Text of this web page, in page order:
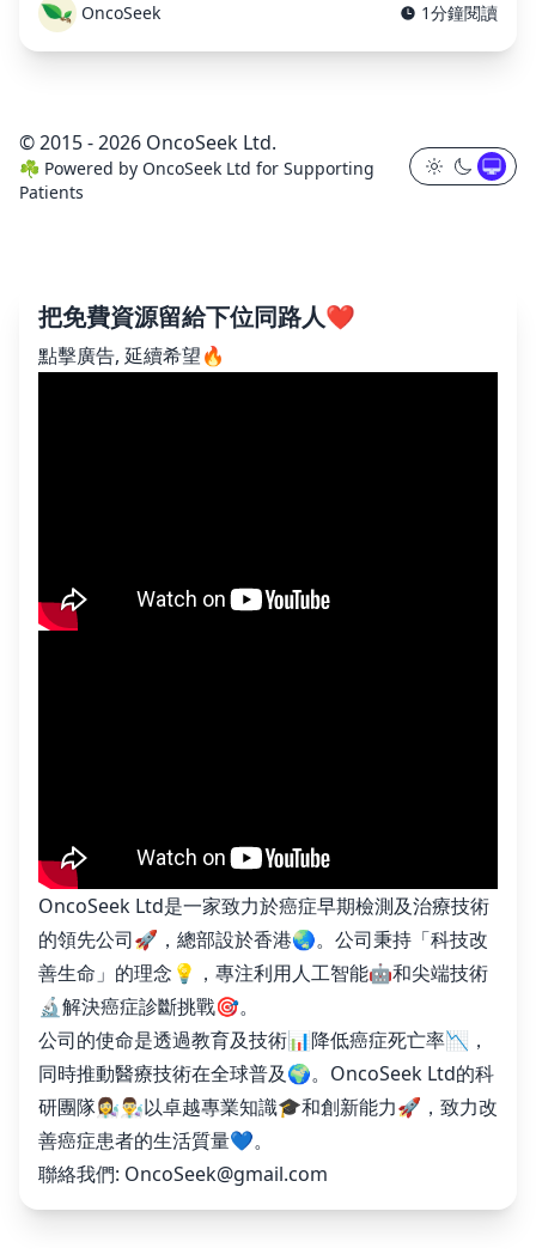
OncoSeek
1分鐘閱讀
© 2015 - 2026 OncoSeek Ltd.
☘️ Powered by OncoSeek Ltd for Supporting
Patients
把免費資源留給下位同路人❤️
點擊廣告, 延續希望🔥
OncoSeek Ltd是一家致力於癌症早期檢測及治療技術
的領先公司🚀，總部設於香港🌏。公司秉持「科技改
善生命」的理念💡，專注利用人工智能🤖和尖端技術
🔬解決癌症診斷挑戰🎯。
公司的使命是透過教育及技術📊降低癌症死亡率📉，
同時推動醫療技術在全球普及🌍。OncoSeek Ltd的科
研團隊👩‍🔬👨‍🔬以卓越專業知識🎓和創新能力🚀，致力改
善癌症患者的生活質量💙。
聯絡我們: OncoSeek@gmail.com